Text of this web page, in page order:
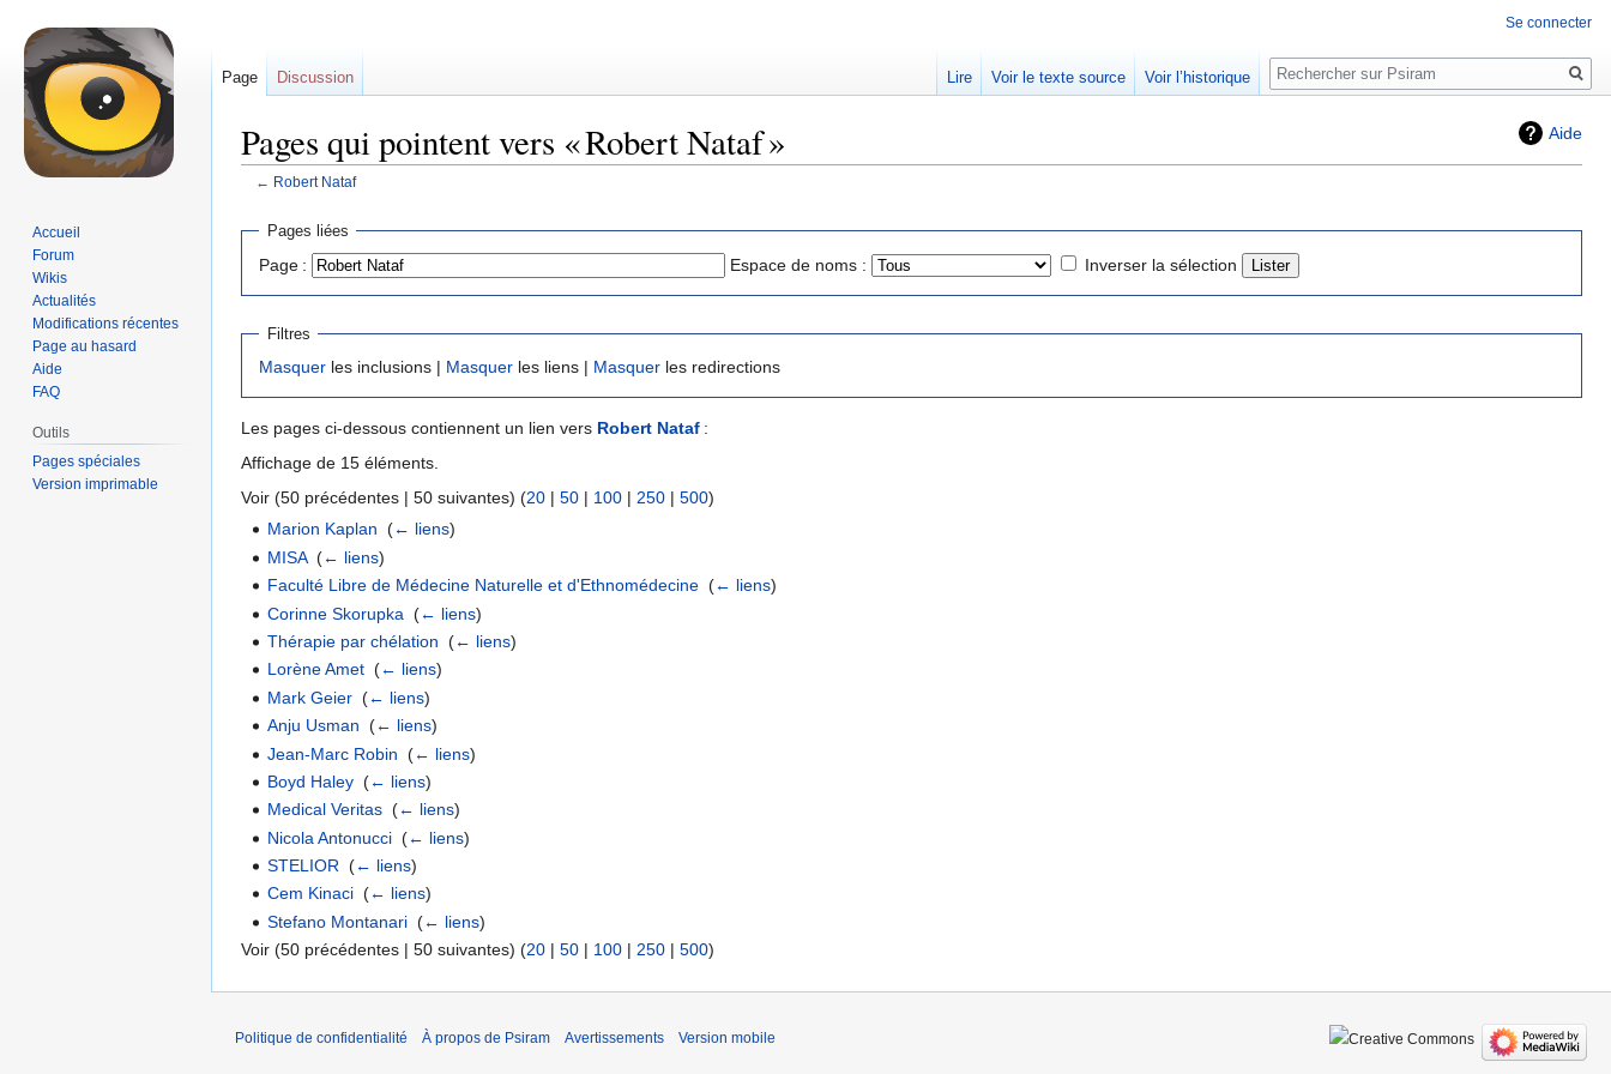
Aide
Pages qui pointent vers « Robert Nataf »
← Robert Nataf
Aller
navigation
Aller
recherche
Pages liées
Page : Espace de noms : Inverser la sélection
Filtres
Masquer les inclusions | Masquer les liens | Masquer les redirections
Les pages ci-dessous contiennent un lien vers Robert Nataf :
Affichage de 15 éléments.
Voir (50 précédentes | 50 suivantes) (20 | 50 | 100 | 250 | 500)
Marion Kaplan ‎(← liens)
MISA‎(← liens)
Faculté Libre de Médecine Naturelle et d'Ethnomédecine ‎(← liens)
Corinne Skorupka ‎(← liens)
Thérapie par chélation ‎(← liens)
Lorène Amet ‎(← liens)
Mark Geier ‎(← liens)
Anju Usman ‎(← liens)
Jean-Marc Robin ‎(← liens)
Boyd Haley ‎(← liens)
Medical Veritas ‎(← liens)
Nicola Antonucci ‎(← liens)
STELIOR ‎(← liens)
Cem Kinaci ‎(← liens)
Stefano Montanari ‎(← liens)
Voir (50 précédentes | 50 suivantes) (20 | 50 | 100 | 250 | 500)
Se connecter
Page Discussion Lire Voir le texte source Voir l’historique
Rechercher
Accueil
Forum
Wikis
Actualités
Modifications récentes
Page au hasard
Aide
FAQ
Outils
Pages spéciales
Version imprimable
Politique de confidentialité À propos de Psiram Avertissements Version mobile